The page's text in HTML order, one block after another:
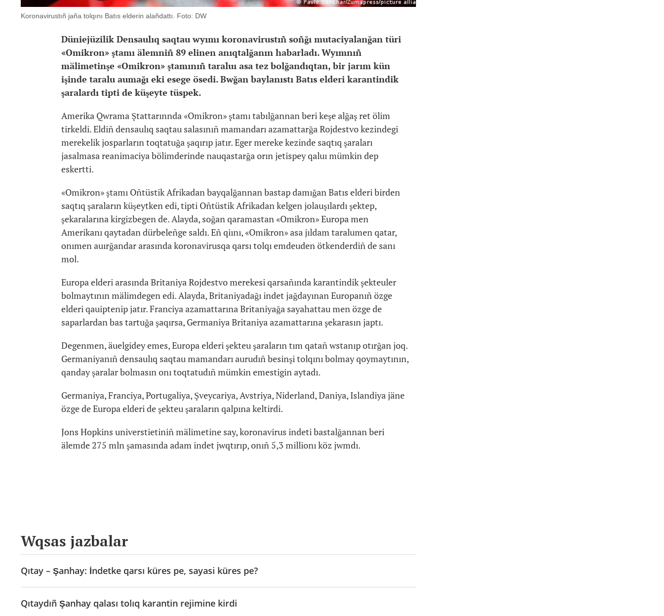
Koronavirustıñ jaña tolqını Batıs elderin alañdattı. Foto: DW
Düniejüzilik Densaulıq saqtau wyımı koronavirustıñ soñğı mutaciyalanğan türi
«Omikron» ştamı älemniñ 89 elinen anıqtalğanın habarladı. Wyımnıñ
mälimetinşe «Omikron» ştamınıñ taraluı asa tez bolğandıqtan, bir jarım kün
işinde taralu aumağı eki esege ösedi. Bwğan baylanıstı Batıs elderi karantindik
şaralardı tipti de küşeyte tüspek.
Amerika Qwrama Ştattarınnda «Omikron» ştamı tabılğannan beri keşe alğaş ret ölim
tirkeldi. Eldiñ densaulıq saqtau salasınıñ mamandarı azamattarğa Rojdestvo kezindegi
merekelik josparların toqtatuğa şaqırıp jatır. Eger mereke kezinde saqtıq şaraları
jasalmasa reanimaciya bölimderinde nauqastarğa orın jetispey qaluı mümkin dep
eskertti.
«Omikron» ştamı Oñtüstik Afrikadan bayqalğannan bastap damığan Batıs elderi birden
saqtıq şaraların küşeytken edi, tipti Oñtüstik Afrikadan kelgen jolauşılardı şektep,
şekaralarına kirgizbegen de. Alayda, soğan qaramastan «Omikron» Europa men
Amerikanı qaytadan dürbeleñge saldı. Eñ qiını, «Omikron» asa jıldam taralumen qatar,
onımen auırğandar arasında koronavirusqa qarsı tolqı emdeuden ötkenderdiñ de sanı
mol.
Europa elderi arasında Britaniya Rojdestvo merekesi qarsañında karantindik şekteuler
bolmaytının mälimdegen edi. Alayda, Britaniyadağı indet jağdayınan Europanıñ özge
elderi qauiptenip jatır. Franciya azamattarına Britaniyağa sayahattau men özge de
saparlardan bas tartuğa şaqırsa, Germaniya Britaniya azamattarına şekarasın japtı.
Degenmen, äuelgidey emes, Europa elderi şekteu şaraların tım qatañ wstanıp otırğan joq.
Germaniyanıñ densaulıq saqtau mamandarı aurudıñ besinşi tolqını bolmay qoymaytının,
qanday şaralar bolmasın onı toqtatudıñ mümkin emestigin aytadı.
Germaniya, Franciya, Portugaliya, Şveycariya, Avstriya, Niderland, Daniya, Islandiya jäne
özge de Europa elderi de şekteu şaraların qalpına keltirdi.
Jons Hopkins universtietiniñ mälimetine say, koronavirus indeti bastalğannan beri
älemde 275 mln şamasında adam indet jwqtırıp, onıñ 5,3 millionı köz jwmdı.
Wqsas jazbalar
Qıtay – Şanhay: İndetke qarsı küres pe, sayasi küres pe?
Qıtaydıñ Şanhay qalası tolıq karantin rejimine kirdi